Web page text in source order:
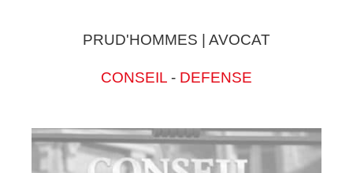
PRUD'HOMMES | AVOCAT
CONSEIL - DEFENSE